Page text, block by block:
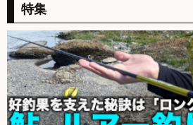
特集